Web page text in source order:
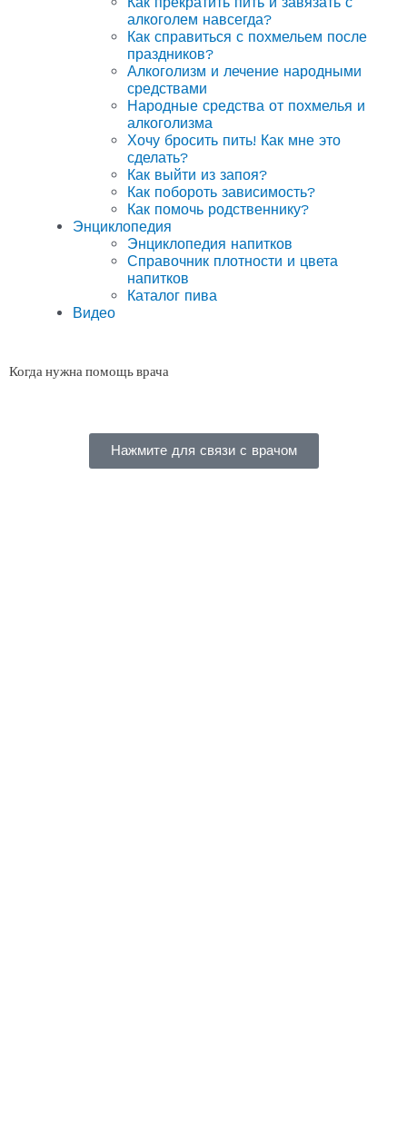
алкоголем навсегда?
Как справиться с похмельем после
праздников?
Алкоголизм и лечение народными
средствами
Народные средства от похмелья и
алкоголизма
Хочу бросить пить! Как мне это
сделать?
Как выйти из запоя?
Как побороть зависимость?
Как помочь родственнику?
Энциклопедия
Энциклопедия напитков
Справочник плотности и цвета
напитков
Каталог пива
Видео
Когда нужна помощь врача
Нажмите для связи с врачом